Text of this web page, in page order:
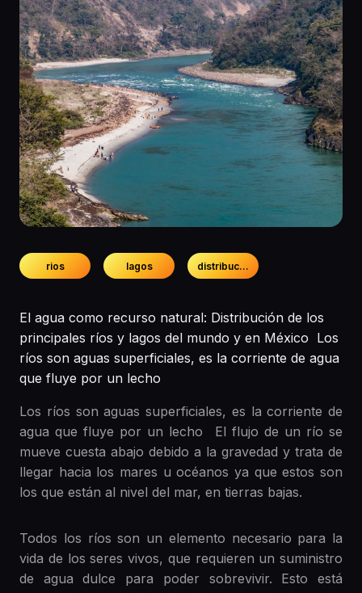
rios lagos distribucion
El agua como recurso natural: Distribución de los
principales ríos y lagos del mundo y en México Los
ríos son aguas superficiales, es la corriente de agua
que fluye por un lecho
Los ríos son aguas superficiales, es la corriente de
agua que fluye por un lecho El flujo de un río se
mueve cuesta abajo debido a la gravedad y trata de
llegar hacia los mares u océanos ya que estos son
los que están al nivel del mar, en tierras bajas.
Todos los ríos son un elemento necesario para la
vida de los seres vivos, que requieren un suministro
de agua dulce para poder sobrevivir. Esto está